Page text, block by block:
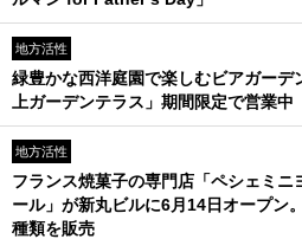
地方活性
緑豊かな西洋庭園で楽しむビアガー
上ガーデンテラス」期間限定で営業中
地方活性
フランス焼菓子の専門店「ペシェミ
ール」が新丸ビルに6月14日オープン
種類を販売